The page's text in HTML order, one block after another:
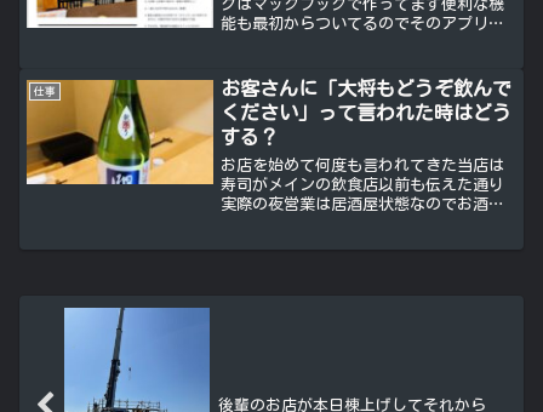
グはマックブックで作ってます便利な機
能も最初からついてるのでそのアプリで
以前の仕事柄こう言ったのは簡単に作れ
るようになったタイピング...
仕事
お客さんに「大将もどうぞ飲んで
ください」って言われた時はどう
する？
お店を始めて何度も言われてきた当店は
寿司がメインの飲食店以前も伝えた通り
実際の夜営業は居酒屋状態なのでお酒を
後輩のお店が本日棟上げしてそれから